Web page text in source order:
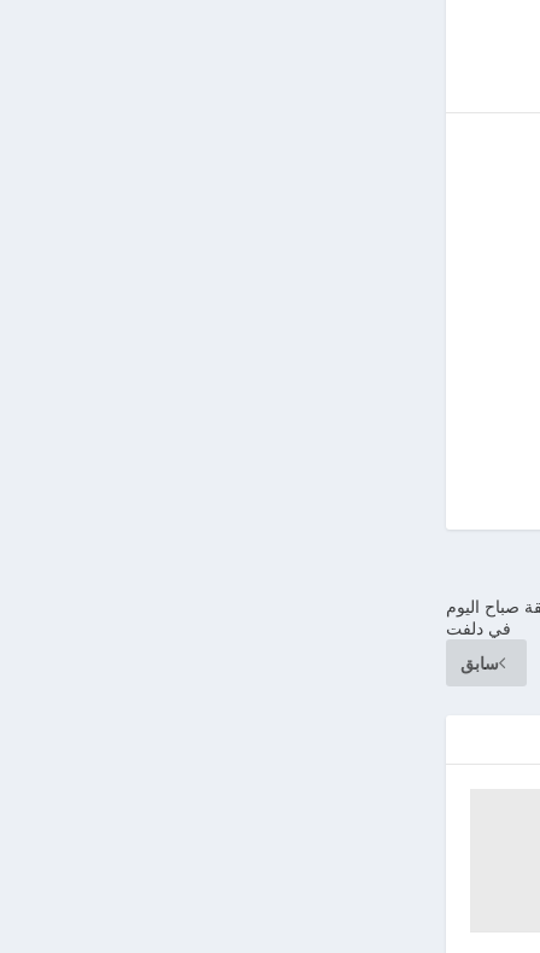
صباح اليوم
في دلفت
سابق